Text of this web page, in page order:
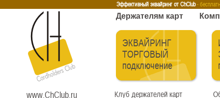
Эффективный эквайринг от ChClub -
Интернет-эквайринг Тренинги Бесплатные сервисы
Держателям карт
ЭКВАЙРИНГ
ТОРГОВЫЙ
подключение
www.ChClub.ru Клуб держателей карт